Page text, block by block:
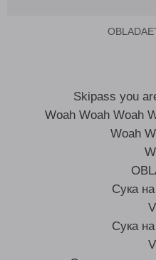
Skipass you
Woah Woah Woah
Woah
Сука
Сука